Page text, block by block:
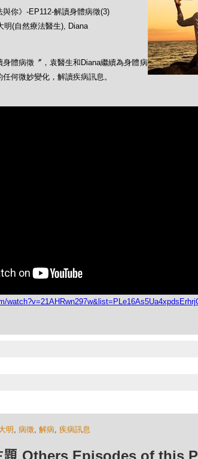
你》-EP112-解讀身體病徵(3)
明(自然療法醫生), Diana
體病徵〞，袁醫生和Diana繼續為身體病
何微妙變化，解讀疾病訊息。
明, 病徵, 解病, 疾病訊息
題 Others Episodes of this